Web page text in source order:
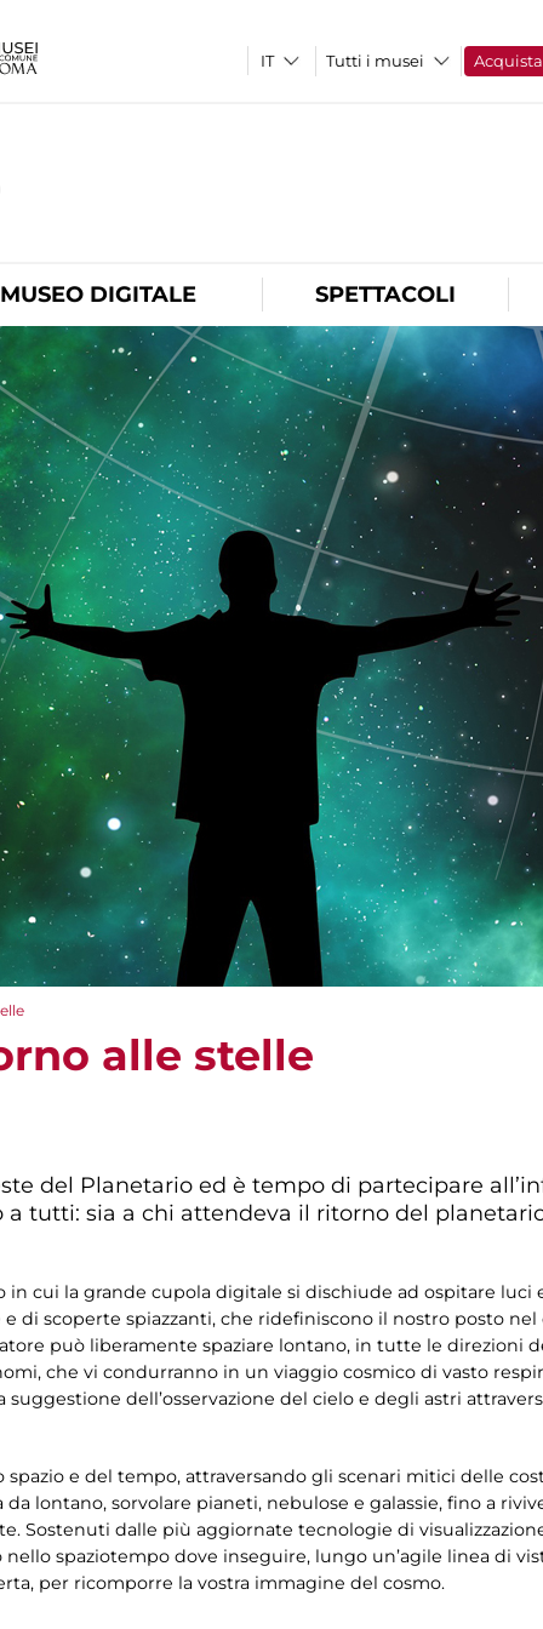
Tutti i musei Acquista
MUSEO DIGITALE SPETTACOLI
alle stelle
del Planetario ed è tempo di partecipare
a tutti: sia a chi attendeva il ritorno del
in cui la grande cupola digitale si dischiude ad ospitare luci
di scoperte spiazzanti, che ridefiniscono il nostro posto nel
può liberamente spaziare lontano, in tutte le direzioni
che vi condurranno in un viaggio cosmico di vasto
dell’osservazione del cielo e degli astri
e del tempo, attraversando gli scenari mitici delle
lontano, sorvolare pianeti, nebulose e galassie, fino a
Sostenuti dalle più aggiornate tecnologie di
spaziotempo dove inseguire, lungo un’agile linea di
per ricomporre la vostra immagine del cosmo.